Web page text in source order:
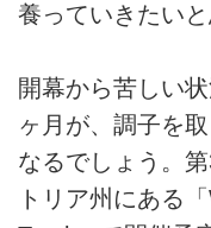
養っていきたいと
開幕から苦しい
ヶ月が、調子を
なるでしょう。
トリア州にある